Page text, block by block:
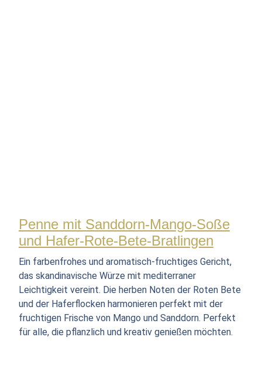
Penne mit Sanddorn-Mango-Soße
und Hafer-Rote-Bete-Bratlingen
Ein farbenfrohes und aromatisch-fruchtiges Gericht,
das skandinavische Würze mit mediterraner
Leichtigkeit vereint. Die herben Noten der Roten Bete
und der Haferflocken harmonieren perfekt mit der
fruchtigen Frische von Mango und Sanddorn. Perfekt
für alle, die pflanzlich und kreativ genießen möchten.